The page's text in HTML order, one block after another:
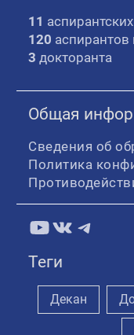
11
120 аспирантов
3 докторанта
Общая
Сведения об
Политика
YouTube
Теги
Декан